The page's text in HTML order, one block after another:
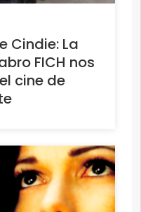
Cindie: La
FICH nos
cine de